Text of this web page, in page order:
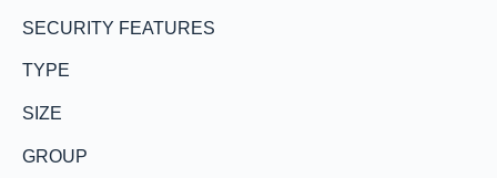
SECURITY FEATURES
TYPE
SIZE
GROUP